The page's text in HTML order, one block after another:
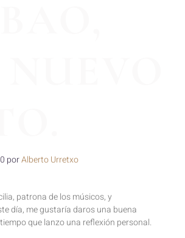
porAlberto Urretxo
patrona de los músicos, y
día, me gustaría daros una buena
que lanzo una reflexión personal.